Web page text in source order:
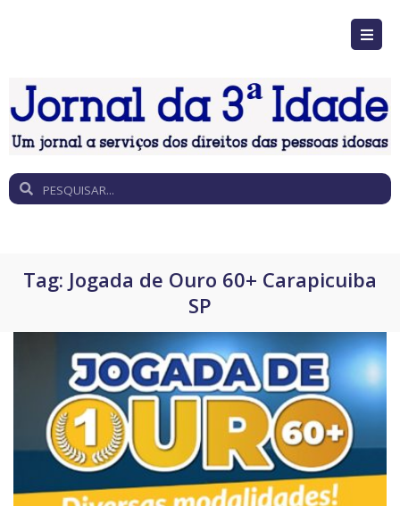
Tag: Jogada de Ouro 60+ Carapicuiba
SP